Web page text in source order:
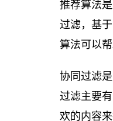
推荐算法
过滤，基
算法可以
协同过滤
过滤主要
欢的内容